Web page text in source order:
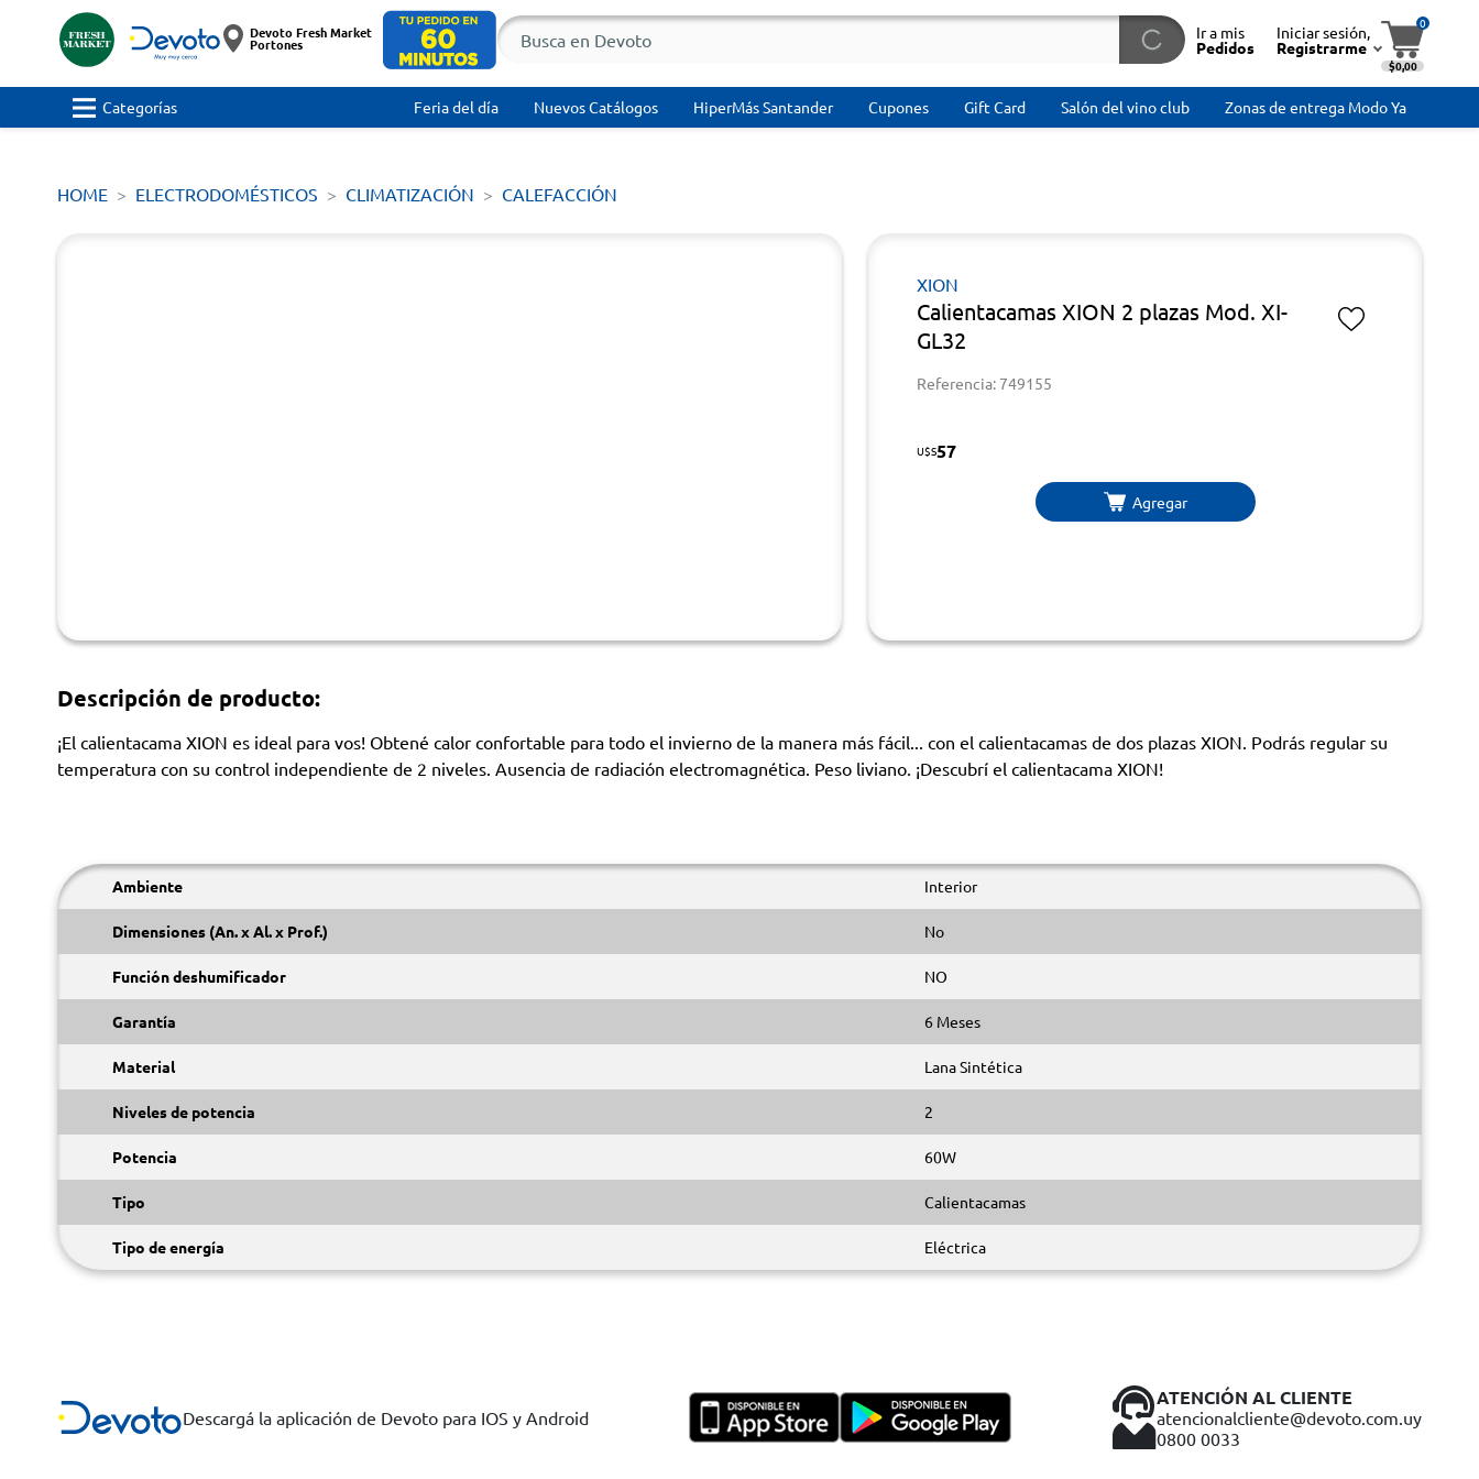
Devoto Fresh Market
Portones
Ir a mis
Pedidos
Iniciar sesión,
Registrarme
0
$0,00
Categorías Feria del día Nuevos Catálogos HiperMás Santander Cupones Gift Card Salón del vino club Zonas de entrega Modo Ya
HOME ELECTRODOMÉSTICOS CLIMATIZACIÓN CALEFACCIÓN
XION
Calientacamas XION 2 plazas Mod. XI-
GL32
Referencia: 749155
U$S57
Agregar
Descripción de producto:
¡El calientacama XION es ideal para vos! Obtené calor confortable para todo el invierno de la manera más fácil... con el calientacamas de dos plazas XION. Podrás regular su
temperatura con su control independiente de 2 niveles. Ausencia de radiación electromagnética. Peso liviano. ¡Descubrí el calientacama XION!
Ambiente Interior
Dimensiones (An. x Al. x Prof.) No
Función deshumificador NO
Garantía 6 Meses
Material Lana Sintética
Niveles de potencia 2
Potencia 60W
Tipo Calientacamas
Tipo de energía Eléctrica
Descargá la aplicación de Devoto para IOS y Android
ATENCIÓN AL CLIENTE
atencionalcliente@devoto.com.uy
0800 0033